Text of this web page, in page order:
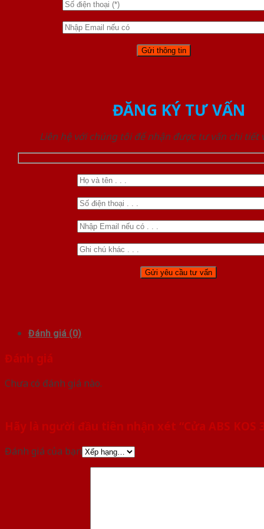
ĐĂNG KÝ TƯ VẤN
Liên hệ với chúng tôi để nhận được tư vấn chi tiết
Đánh giá (0)
Đánh giá
Chưa có đánh giá nào.
Hãy là người đầu tiên nhận xét “Cửa ABS KOS
Đánh giá của bạn